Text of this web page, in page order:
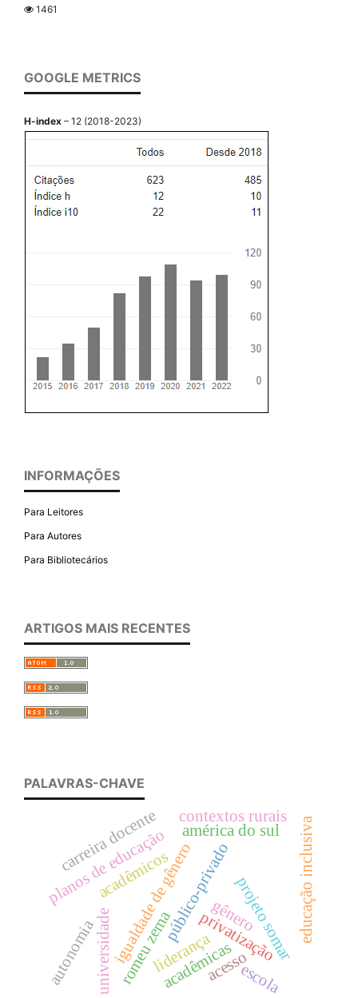
1461
GOOGLE METRICS
H-index – 12 (2018-2023)
INFORMAÇÕES
Para Leitores
Para Autores
Para Bibliotecários
ARTIGOS MAIS RECENTES
PALAVRAS-CHAVE
privatização
projeto somar
público-privado
romeu zema
igualdade de gênero
acadêmicos
acadêmicas
universidade
planos de educação
gênero educação inclusiva
acesso
américa do sul
escola
autonomia
carreira docente
liderança
contextos rurais